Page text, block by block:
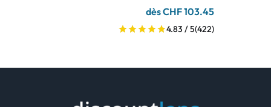
dès CHF 103.45
4.83 / 5(422)